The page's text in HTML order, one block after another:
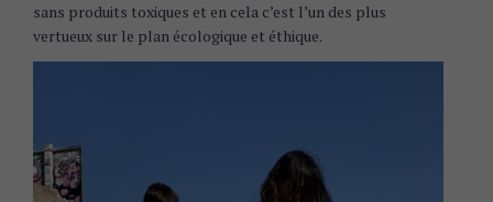
sans produits toxiques et en cela c’est l’un des plus
vertueux sur le plan écologique et éthique.